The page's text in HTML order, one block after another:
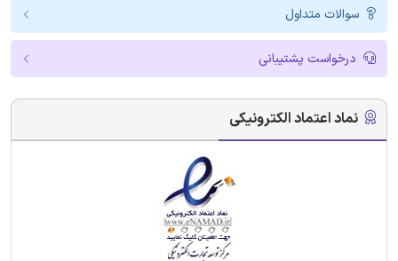
سوالات متداول
درخواست پشتیبانی
نماد اعتماد الکترونیکی